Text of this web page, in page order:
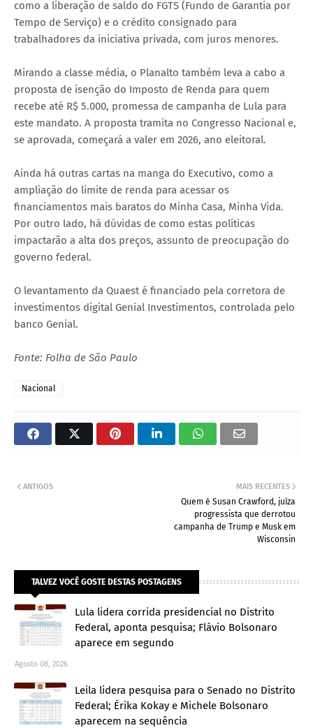
como a liberação de saldo do FGTS (Fundo de Garantia por
Tempo de Serviço) e o crédito consignado para
trabalhadores da iniciativa privada, com juros menores.
Mirando a classe média, o Planalto também leva a cabo a
proposta de isenção do Imposto de Renda para quem
recebe até R$ 5.000, promessa de campanha de Lula para
este mandato. A proposta tramita no Congresso Nacional e,
se aprovada, começará a valer em 2026, ano eleitoral.
Ainda há outras cartas na manga do Executivo, como a
ampliação do limite de renda para acessar os
financiamentos mais baratos do Minha Casa, Minha Vida.
Por outro lado, há dúvidas de como estas políticas
impactarão a alta dos preços, assunto de preocupação do
governo federal.
O levantamento da Quaest é financiado pela corretora de
investimentos digital Genial Investimentos, controlada pelo
banco Genial.
Fonte: Folha de São Paulo
Nacional
MAIS RECENTES
Quem é Susan Crawford, juíza
progressista que derrotou
campanha de Trump e Musk em
Wisconsin
ANTIGOS
TALVEZ VOCÊ GOSTE DESTAS POSTAGENS
Lula lidera corrida presidencial no Distrito
Federal, aponta pesquisa; Flávio Bolsonaro
aparece em segundo
Agosto 08, 2026
Leila lidera pesquisa para o Senado no Distrito
Federal; Érika Kokay e Michele Bolsonaro
aparecem na sequência